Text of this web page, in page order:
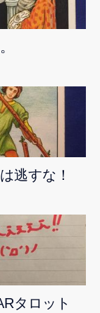
逃すな！
タロット